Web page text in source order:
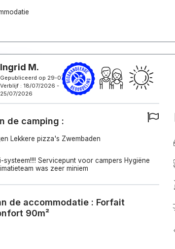
Ingrid M.
Gepubliceerd op 29-07-2026
Verblijf : 18/07/2026 -
25/07/2026
de camping :
Lekkere pizza's Zwembaden
systeem!!!! Servicepunt voor campers Hygiëne
was zeer miniem
de accommodatie : Forfait
90m²